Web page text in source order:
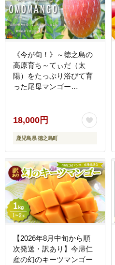
《今が旬！》～徳之島の
高原育ち～てぃだ（太
陽）をたっぷり浴びて育
った尾母マンゴー
18,000円
鹿児島県 徳之島町
【2026年8月中旬から順
次発送・訳あり】今帰仁
産の幻のキーツマンゴー